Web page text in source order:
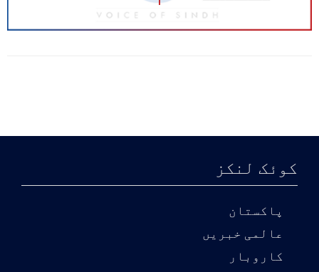
کوئک لنکز
پاکستان
عالمی خبریں
کاروبار